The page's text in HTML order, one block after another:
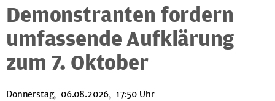
Demonstranten fordern
umfassende Aufklärung
zum 7. Oktober
Donnerstag, 06.08.2026, 17:50 Uhr